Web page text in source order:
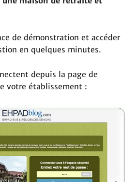
de démonstration et accéder
en quelques minutes.
depuis la page de
votre établissement :